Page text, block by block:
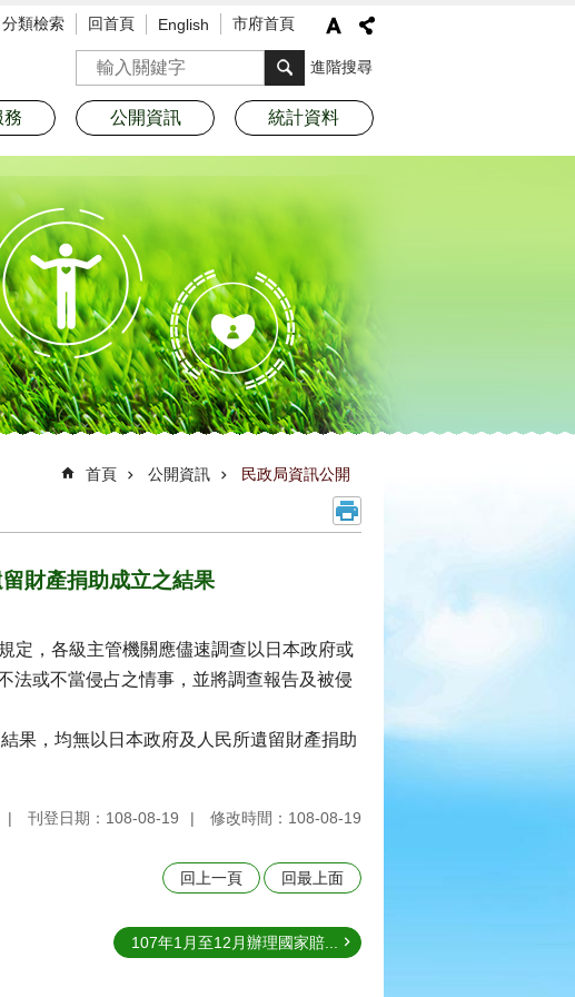
分類檢索 回首頁 English 市府首頁
搜尋 進階搜尋
務 公開資訊 統計資料
首頁 公開資訊 民政局資訊公開
財產捐助成立之結果
定，各級主管機關應儘速調查以日本政府或
法或不當侵占之情事，並將調查報告及被侵
果，均無以日本政府及人民所遺留財產捐助
刊登日期：108-08-19 修改時間：108-08-19
回上一頁 回最上面
107年1月至12月辦理國家賠...